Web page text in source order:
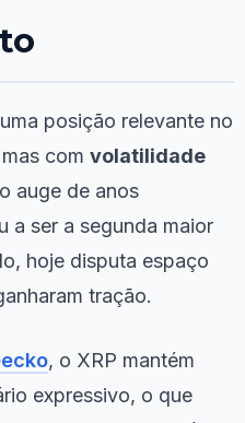
posição relevante no
com volatilidade
auge de anos
a ser a segunda maior
hoje disputa espaço
tração.
, o XRP mantém
expressivo, o que